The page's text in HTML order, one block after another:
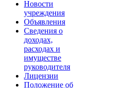
Новости
учреждения
Объявления
Сведения о
доходах,
расходах и
имуществе
руководителя
Лицензии
Положение об